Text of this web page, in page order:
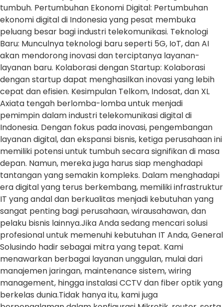
tumbuh. Pertumbuhan Ekonomi Digital: Pertumbuhan
ekonomi digital di Indonesia yang pesat membuka
peluang besar bagi industri telekomunikasi. Teknologi
Baru: Munculnya teknologi baru seperti 5G, IoT, dan AI
akan mendorong inovasi dan terciptanya layanan-
layanan baru. Kolaborasi dengan Startup: Kolaborasi
dengan startup dapat menghasilkan inovasi yang lebih
cepat dan efisien. Kesimpulan Telkom, Indosat, dan XL
Axiata tengah berlomba-lomba untuk menjadi
pemimpin dalam industri telekomunikasi digital di
Indonesia. Dengan fokus pada inovasi, pengembangan
layanan digital, dan ekspansi bisnis, ketiga perusahaan ini
memiliki potensi untuk tumbuh secara signifikan di masa
depan. Namun, mereka juga harus siap menghadapi
tantangan yang semakin kompleks. Dalam menghadapi
era digital yang terus berkembang, memiliki infrastruktur
IT yang andal dan berkualitas menjadi kebutuhan yang
sangat penting bagi perusahaan, wirausahawan, dan
pelaku bisnis lainnya.Jika Anda sedang mencari solusi
profesional untuk memenuhi kebutuhan IT Anda, General
Solusindo hadir sebagai mitra yang tepat. Kami
menawarkan berbagai layanan unggulan, mulai dari
manajemen jaringan, maintenance sistem, wiring
management, hingga instalasi CCTV dan fiber optik yang
berkelas dunia.Tidak hanya itu, kami juga